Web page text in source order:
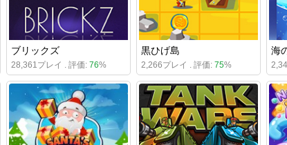
ブリックズ
28,361プレイ . 評価: 76%
黒ひげ島
2,266プレイ . 評価: 75%
海